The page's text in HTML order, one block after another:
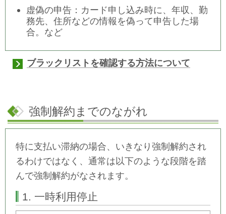
虚偽の申告：カード申し込み時に、年収、勤
務先、住所などの情報を偽って申告した場
合。など
ブラックリストを確認する方法について
強制解約までのながれ
特に支払い滞納の場合、いきなり強制解約され
るわけではなく、通常は以下のような段階を踏
んで強制解約がなされます。
1. 一時利用停止